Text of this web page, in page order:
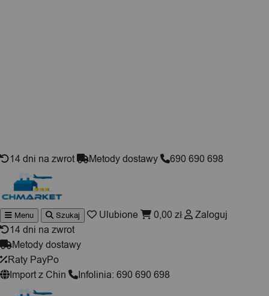
14 dni na zwrot Metody dostawy 690 690 698
Wyszukiwarka
produktów
Menu Szukaj Ulubione 0,00 zł
Zaloguj
14 dni na zwrot
Metody dostawy
Raty PayPo
Import z Chin
Infolinia: 690 690 698